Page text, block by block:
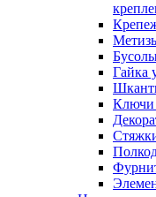
Гайка
Ключи